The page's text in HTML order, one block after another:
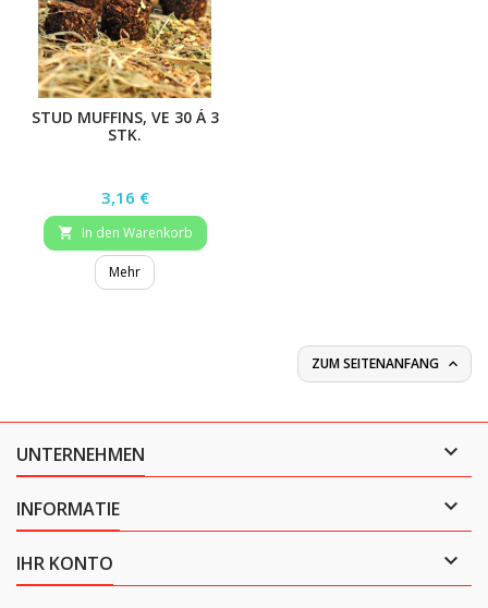
STUD MUFFINS, VE 30 Á 3
STK.
Preis
3,16 €
 In den Warenkorb
Mehr
ZUM SEITENANFANG 
UNTERNEHMEN 
INFORMATIE 
IHR KONTO 